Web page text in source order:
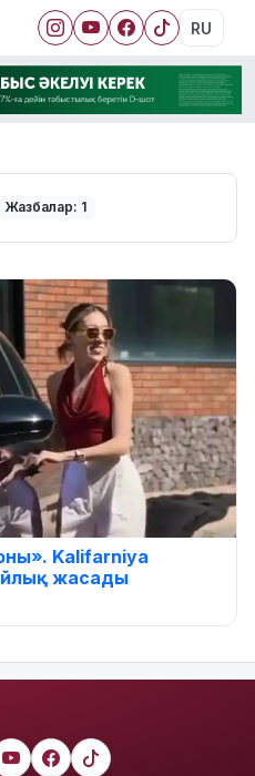
RU
Жазбалар: 1
Kalifarniya
жасады